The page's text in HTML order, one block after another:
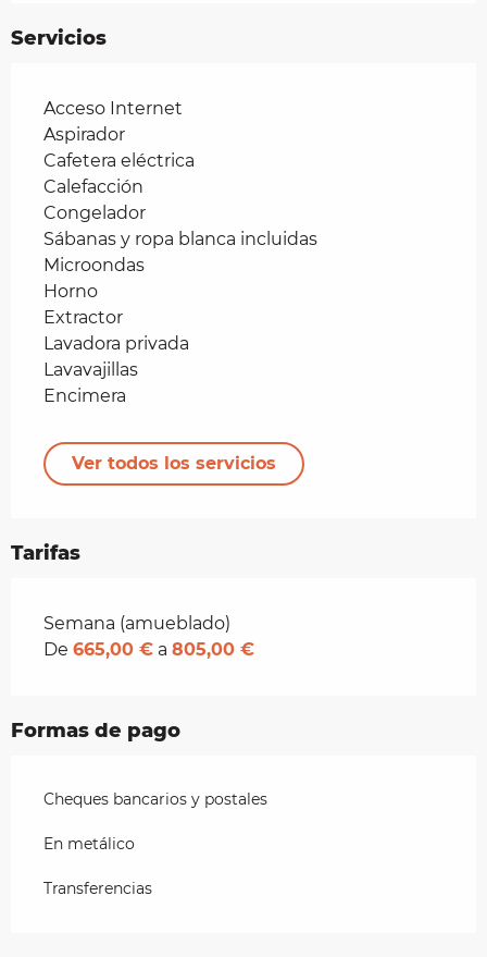
Servicios
Acceso Internet
Aspirador
Cafetera eléctrica
Calefacción
Congelador
Sábanas y ropa blanca incluidas
Microondas
Horno
Extractor
Lavadora privada
Lavavajillas
Encimera
Ver todos los servicios
Tarifas
Tarifas 2026
Semana (amueblado)
De 665,00 € a 805,00 €
Formas de pago
Cheques bancarios y postales
En metálico
Transferencias